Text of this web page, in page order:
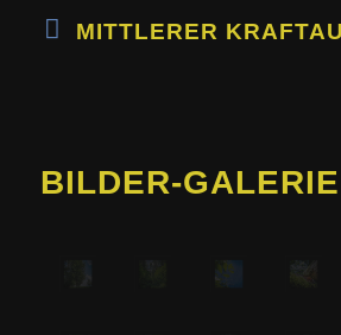
MITTLERER
BILDER-GALERIE